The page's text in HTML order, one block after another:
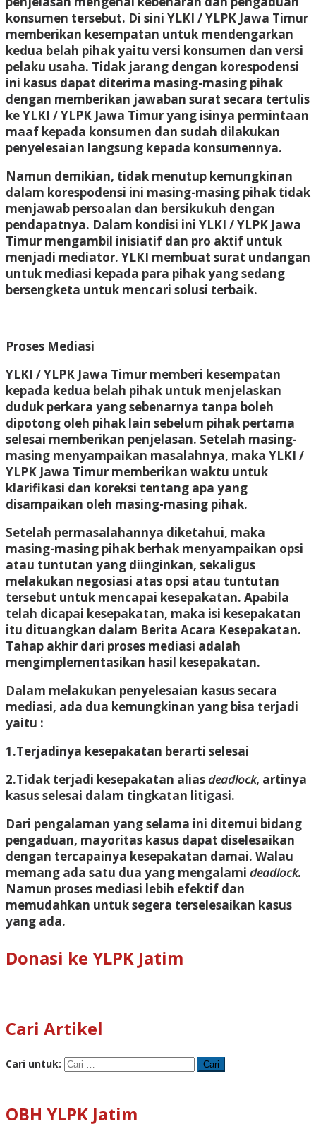
konsumen tersebut. Di sini YLKI / YLPK Jawa Timur
memberikan kesempatan untuk mendengarkan
kedua belah pihak yaitu versi konsumen dan versi
pelaku usaha. Tidak jarang dengan korespodensi
ini kasus dapat diterima masing-masing pihak
dengan memberikan jawaban surat secara tertulis
ke YLKI / YLPK Jawa Timur yang isinya permintaan
maaf kepada konsumen dan sudah dilakukan
penyelesaian langsung kepada konsumennya.
Namun demikian, tidak menutup kemungkinan
dalam korespodensi ini masing-masing pihak tidak
menjawab persoalan dan bersikukuh dengan
pendapatnya. Dalam kondisi ini YLKI / YLPK Jawa
Timur mengambil inisiatif dan pro aktif untuk
menjadi mediator. YLKI membuat surat undangan
untuk mediasi kepada para pihak yang sedang
bersengketa untuk mencari solusi terbaik.
Proses Mediasi
YLKI / YLPK Jawa Timur memberi kesempatan
kepada kedua belah pihak untuk menjelaskan
duduk perkara yang sebenarnya tanpa boleh
dipotong oleh pihak lain sebelum pihak pertama
selesai memberikan penjelasan. Setelah masing-
masing menyampaikan masalahnya, maka YLKI /
YLPK Jawa Timur memberikan waktu untuk
klarifikasi dan koreksi tentang apa yang
disampaikan oleh masing-masing pihak.
Setelah permasalahannya diketahui, maka
masing-masing pihak berhak menyampaikan opsi
atau tuntutan yang diinginkan, sekaligus
melakukan negosiasi atas opsi atau tuntutan
tersebut untuk mencapai kesepakatan. Apabila
telah dicapai kesepakatan, maka isi kesepakatan
itu dituangkan dalam Berita Acara Kesepakatan.
Tahap akhir dari proses mediasi adalah
mengimplementasikan hasil kesepakatan.
Dalam melakukan penyelesaian kasus secara
mediasi, ada dua kemungkinan yang bisa terjadi
yaitu :
1.Terjadinya kesepakatan berarti selesai
2.Tidak terjadi kesepakatan aliasdeadlock, artinya
kasus selesai dalam tingkatan litigasi.
Dari pengalaman yang selama ini ditemui bidang
pengaduan, mayoritas kasus dapat diselesaikan
dengan tercapainya kesepakatan damai. Walau
memang ada satu dua yang mengalami deadlock.
Namun proses mediasi lebih efektif dan
memudahkan untuk segera terselesaikan kasus
yang ada.
Donasi ke YLPK Jatim
Cari Artikel
Cari untuk:
OBH YLPK Jatim